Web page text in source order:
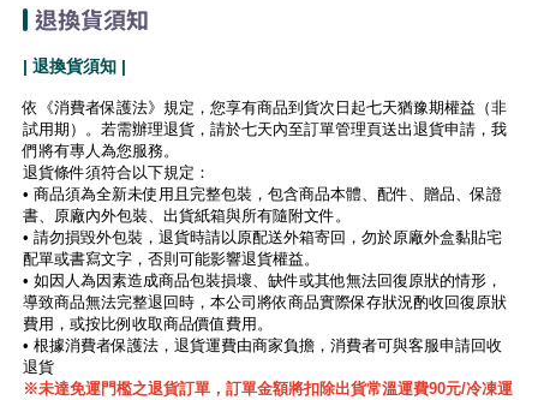
退換貨須知
| 退換貨須知 |
依《消費者保護法》規定，您享有商品到貨次日起七天猶豫期權益（非
試用期）。若需辦理退貨，請於七天內至訂單管理頁送出退貨申請，我
們將有專人為您服務。
退貨條件須符合以下規定：
• 商品須為全新未使用且完整包裝，包含商品本體、配件、贈品、保證
書、原廠內外包裝、出貨紙箱與所有隨附文件。
• 請勿損毀外包裝，退貨時請以原配送外箱寄回，勿於原廠外盒黏貼宅
配單或書寫文字，否則可能影響退貨權益。
• 如因人為因素造成商品包裝損壞、缺件或其他無法回復原狀的情形，
導致商品無法完整退回時，本公司將依商品實際保存狀況酌收回復原狀
費用，或按比例收取商品價值費用。
• 根據消費者保護法，退貨運費由商家負擔，消費者可與客服申請回收
退貨
※未達免運門檻之退貨訂單，訂單金額將扣除出貨常溫運費90元/冷凍運